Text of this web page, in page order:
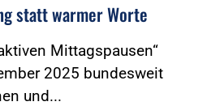
statt warmer Worte
Mittagspausen“
2025 bundesweit
und...